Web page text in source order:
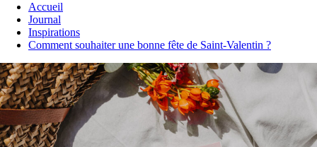
Accueil
Journal
Inspirations
Comment souhaiter une bonne fête de Saint-Valentin ?